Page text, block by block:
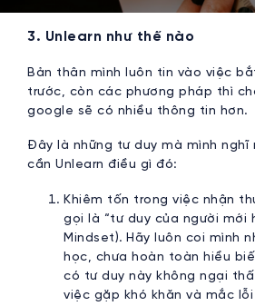
3. Unlearn như thế nào
Bản thân mình luôn tin vào việc
trước, còn các phương pháp thì
google sẽ có nhiều thông tin hơn.
Đây là những tư duy mà mình nghĩ
cần Unlearn điều gì đó:
Khiêm tốn trong việc nhận
gọi là “tư duy của người mới
Mindset). Hãy luôn coi mình
học, chưa hoàn toàn hiểu
có tư duy này không ngại
việc gặp khó khăn và mắc